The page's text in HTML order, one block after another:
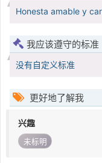
Honesta amable y
我应该遵守的标准
没有自定义标准
更好地了解我
兴趣
未标明